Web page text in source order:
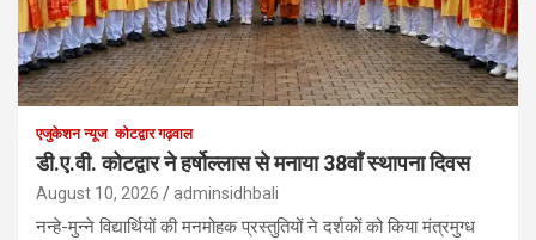
एजुकेशन न्‍यूज कोटद्वार गढ़वाल
डी.ए.वी. कोटद्वार ने हर्षोल्लास से मनाया 38वाँ स्थापना दिवस
August 10, 2026 adminsidhbali
नन्हे-मुन्ने विद्यार्थियों की मनमोहक प्रस्तुतियों ने दर्शकों को किया मंत्रमुग्ध